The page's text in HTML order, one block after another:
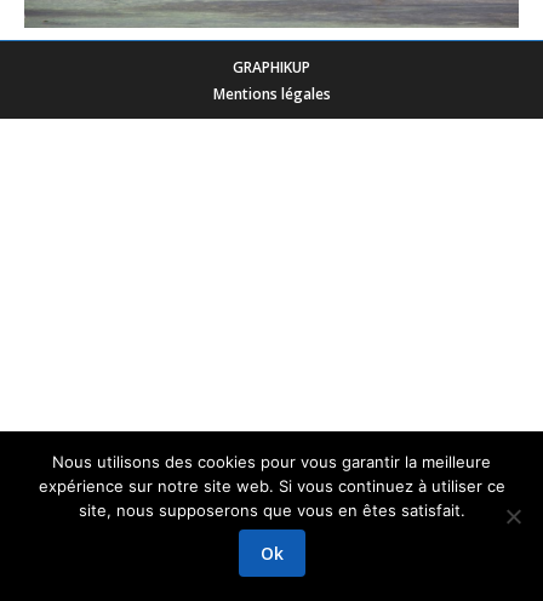
GRAPHIKUP
Mentions légales
Nous utilisons des cookies pour vous garantir la meilleure
expérience sur notre site web. Si vous continuez à utiliser ce
site, nous supposerons que vous en êtes satisfait.
Ok